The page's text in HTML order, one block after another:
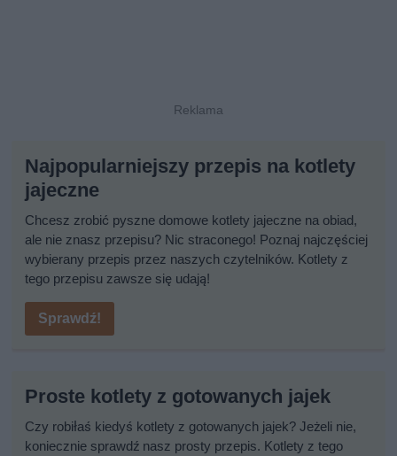
Najpopularniejszy przepis na kotlety
jajeczne
Chcesz zrobić pyszne domowe kotlety jajeczne na obiad,
ale nie znasz przepisu? Nic straconego! Poznaj najczęściej
wybierany przepis przez naszych czytelników. Kotlety z
tego przepisu zawsze się udają!
Sprawdź!
Proste kotlety z gotowanych jajek
Czy robiłaś kiedyś kotlety z gotowanych jajek? Jeżeli nie,
koniecznie sprawdź nasz prosty przepis. Kotlety z tego